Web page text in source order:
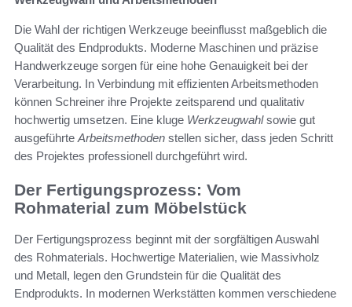
Die Wahl der richtigen Werkzeuge beeinflusst maßgeblich die
Qualität des Endprodukts. Moderne Maschinen und präzise
Handwerkzeuge sorgen für eine hohe Genauigkeit bei der
Verarbeitung. In Verbindung mit effizienten Arbeitsmethoden
können Schreiner ihre Projekte zeitsparend und qualitativ
hochwertig umsetzen. Eine kluge Werkzeugwahlsowie gut
ausgeführte Arbeitsmethoden stellen sicher, dass jeden Schritt
des Projektes professionell durchgeführt wird.
Der Fertigungsprozess: Vom
Rohmaterial zum Möbelstück
Der Fertigungsprozess beginnt mit der sorgfältigen Auswahl
des Rohmaterials. Hochwertige Materialien, wie Massivholz
und Metall, legen den Grundstein für die Qualität des
Endprodukts. In modernen Werkstätten kommen verschiedene